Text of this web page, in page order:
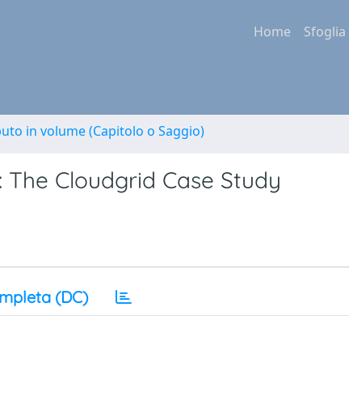
Home Sfoglia
in volume (Capitolo o Saggio)
Cloudgrid Case Study
(DC)